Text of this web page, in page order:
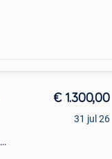
€ 1.300,00
31 jul 26